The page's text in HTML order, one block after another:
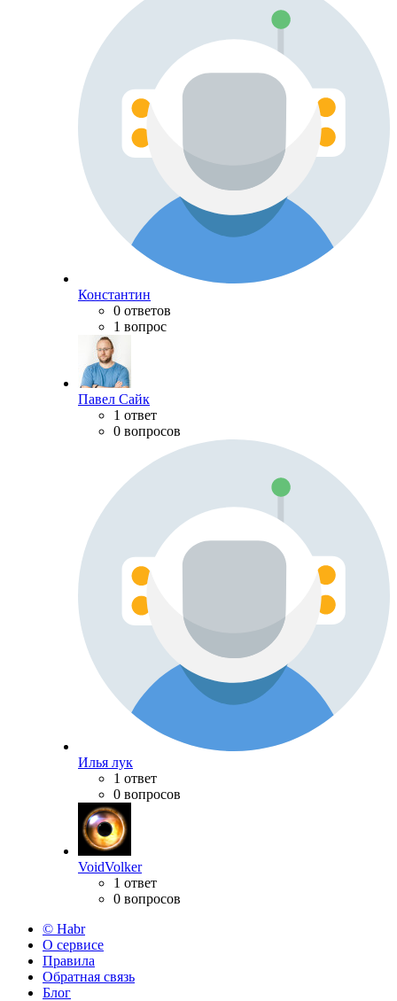
Константин
0 ответов
1 вопрос
Павел Сайк
1 ответ
0 вопросов
Илья лук
1 ответ
0 вопросов
VoidVolker
1 ответ
0 вопросов
© Habr
О сервисе
Правила
Обратная связь
Блог